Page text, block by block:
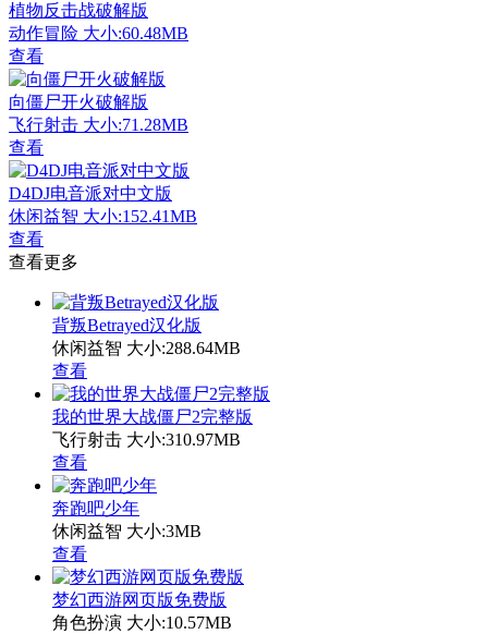
植物反击战破解版
动作冒险 大小:60.48MB
查看
向僵尸开火破解版
飞行射击 大小:71.28MB
查看
D4DJ电音派对中文版
休闲益智 大小:152.41MB
查看
查看更多
背叛Betrayed汉化版
休闲益智 大小:288.64MB
查看
我的世界大战僵尸2完整版
飞行射击 大小:310.97MB
查看
奔跑吧少年
休闲益智 大小:3MB
查看
梦幻西游网页版免费版
角色扮演 大小:10.57MB